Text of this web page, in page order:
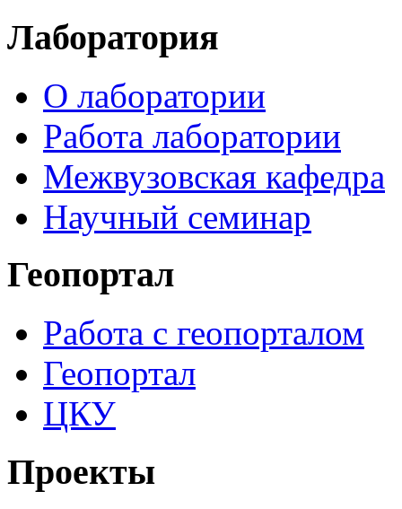
Лаборатория
О лаборатории
Работа лаборатории
Межвузовская кафедра
Научный семинар
Геопортал
Работа с геопорталом
Геопортал
ЦКУ
Проекты